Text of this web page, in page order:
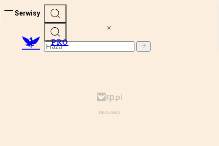
Serwisy
PRO